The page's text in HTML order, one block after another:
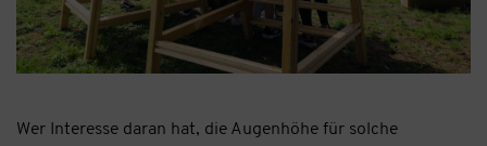
Wer Interesse daran hat, die Augenhöhe für solche